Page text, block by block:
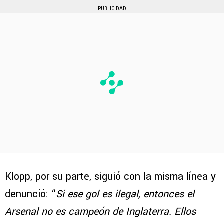
PUBLICIDAD
Klopp, por su parte, siguió con la misma línea y
denunció: “Si ese gol es ilegal, entonces el
Arsenal no es campeón de Inglaterra. Ellos